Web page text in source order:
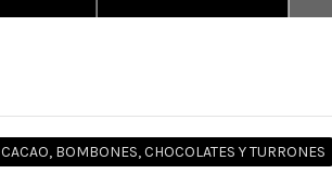
CACAO, BOMBONES, CHOCOLATES Y TURRONES